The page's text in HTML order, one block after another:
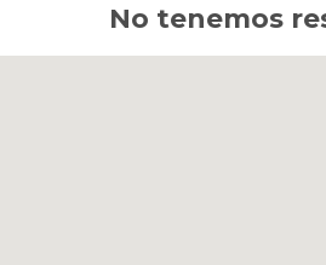
No tenemos